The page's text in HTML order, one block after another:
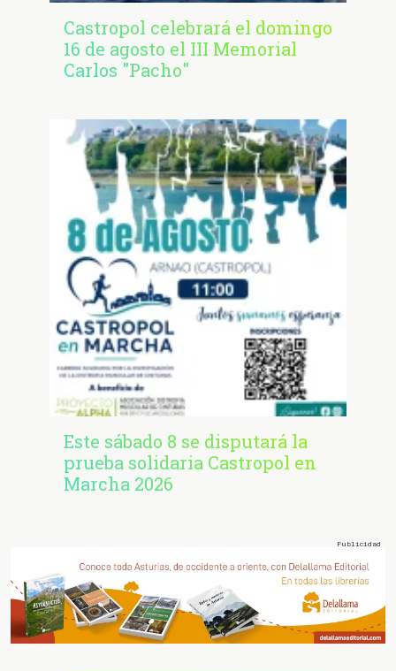
Castropol celebrará el domingo
16 de agosto el III Memorial
Carlos "Pacho"
Este sábado 8 se disputará la
prueba solidaria Castropol en
Marcha 2026